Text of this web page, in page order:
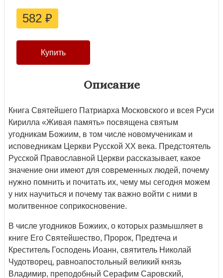
582 ₽
Описание
Книга Святейшего Патриарха Московского и всея Руси
Кирилла «Живая память» посвящена святым
угодникам Божиим, в том числе новомученикам и
исповедникам Церкви Русской XX века. Предстоятель
Русской Православной Церкви рассказывает, какое
значение они имеют для современных людей, почему
нужно помнить и почитать их, чему мы сегодня можем
у них научиться и почему так важно войти с ними в
молитвенное соприкосновение.
В числе угодников Божиих, о которых размышляет в
книге Его Святейшество, Пророк, Предтеча и
Креститель Господень Иоанн, святитель Николай
Чудотворец, равноапостольный великий князь
Владимир, преподобный Серафим Саровский,